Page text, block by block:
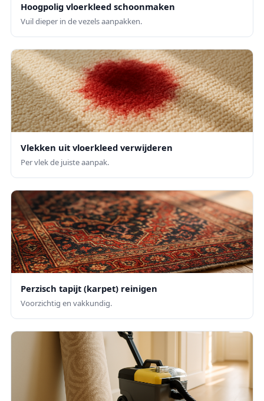
Hoogpolig vloerkleed schoonmaken
Vuil dieper in de vezels aanpakken.
Vlekken uit vloerkleed verwijderen
Per vlek de juiste aanpak.
Perzisch tapijt (karpet) reinigen
Voorzichtig en vakkundig.